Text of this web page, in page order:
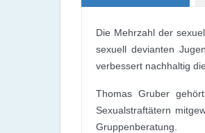
Die Mehrzahl der
sexuell devianten
verbessert nachhaltig
Thomas Gruber
Sexualstraftätern
Gruppenberatung.